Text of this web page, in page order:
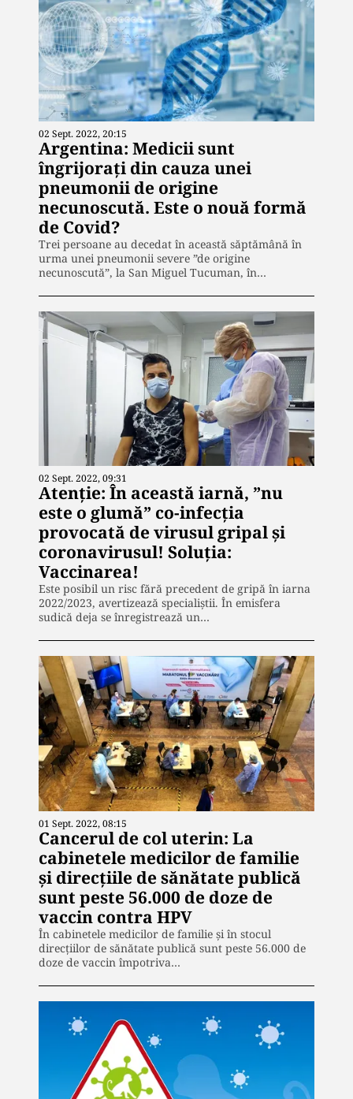
02 Sept. 2022, 20:15
Argentina: Medicii sunt
îngrijorați din cauza unei
pneumonii de origine
necunoscută. Este o nouă formă
de Covid?
Trei persoane au decedat în această săptămână în
urma unei pneumonii severe ”de origine
necunoscută”, la San Miguel Tucuman, în…
02 Sept. 2022, 09:31
Atenție: În această iarnă, ”nu
este o glumă” co-infecția
provocată de virusul gripal și
coronavirusul! Soluția:
Vaccinarea!
Este posibil un risc fără precedent de gripă în iarna
2022/2023, avertizează specialiștii. În emisfera
sudică deja se înregistrează un…
01 Sept. 2022, 08:15
Cancerul de col uterin: La
cabinetele medicilor de familie
şi direcţiile de sănătate publică
sunt peste 56.000 de doze de
vaccin contra HPV
În cabinetele medicilor de familie și în stocul
direcțiilor de sănătate publică sunt peste 56.000 de
doze de vaccin împotriva…